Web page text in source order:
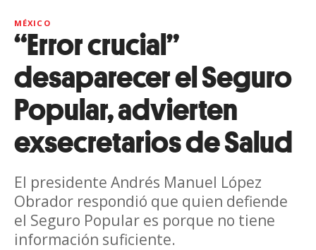
MÉXICO
“Error crucial”
desaparecer el Seguro
Popular, advierten
exsecretarios de Salud
El presidente Andrés Manuel López
Obrador respondió que quien defiende
el Seguro Popular es porque no tiene
información suficiente.